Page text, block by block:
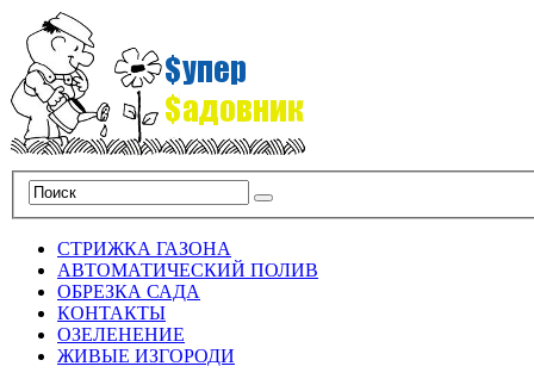
СТРИЖКА ГАЗОНА
АВТОМАТИЧЕСКИЙ ПОЛИВ
ОБРЕЗКА САДА
КОНТАКТЫ
ОЗЕЛЕНЕНИЕ
ЖИВЫЕ ИЗГОРОДИ